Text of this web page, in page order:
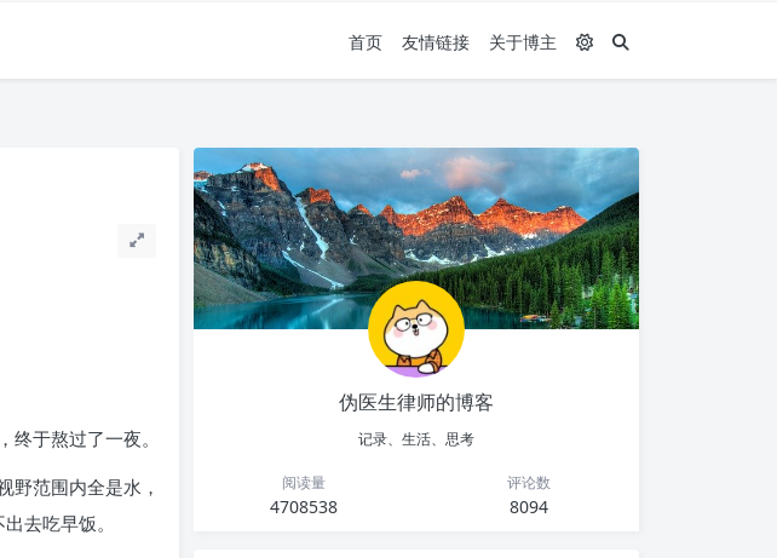
首页 友情链接 关于博主
于熬过了一夜。
野范围内全是水，
去吃早饭。
伪医生律师的博客
记录、生活、思考
阅读量
4708538
评论数
8094